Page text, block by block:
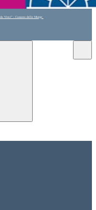
Vinci" - Cassano delle Murge